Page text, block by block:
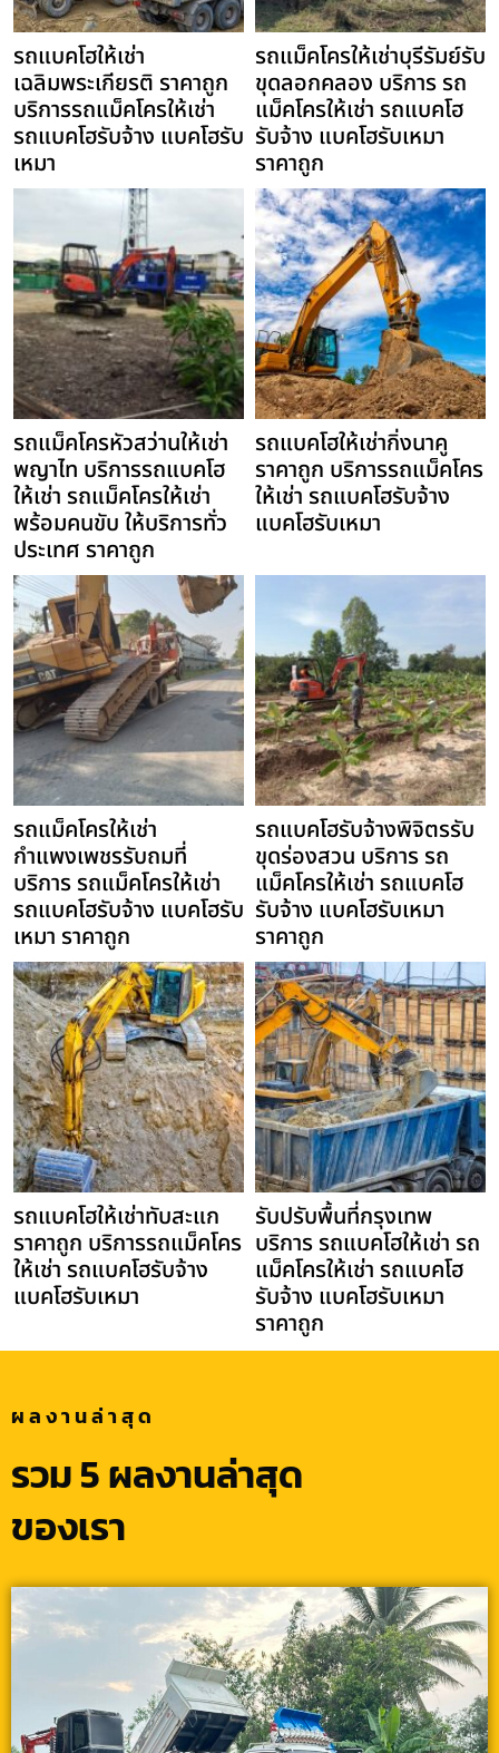
รถแบคโฮให้เช่า
เฉลิมพระเกียรติ ราคาถูก
บริการรถแม็คโครให้เช่า
รถแบคโฮรับจ้าง แบคโฮรับ
เหมา
รถแม็คโครให้เช่าบุรีรัมย์รับ
ขุดลอกคลอง บริการ รถ
แม็คโครให้เช่า รถแบคโฮ
รับจ้าง แบคโฮรับเหมา
ราคาถูก
รถแม็คโครหัวสว่านให้เช่า
พญาไท บริการรถแบคโฮ
ให้เช่า รถแม็คโครให้เช่า
พร้อมคนขับ ให้บริการทั่ว
ประเทศ ราคาถูก
รถแบคโฮให้เช่ากิ่งนาคู
ราคาถูก บริการรถแม็คโคร
ให้เช่า รถแบคโฮรับจ้าง
แบคโฮรับเหมา
รถแม็คโครให้เช่า
กำแพงเพชรรับถมที่
บริการ รถแม็คโครให้เช่า
รถแบคโฮรับจ้าง แบคโฮรับ
เหมา ราคาถูก
รถแบคโฮรับจ้างพิจิตรรับ
ขุดร่องสวน บริการ รถ
แม็คโครให้เช่า รถแบคโฮ
รับจ้าง แบคโฮรับเหมา
ราคาถูก
รถแบคโฮให้เช่าทับสะแก
ราคาถูก บริการรถแม็คโคร
ให้เช่า รถแบคโฮรับจ้าง
แบคโฮรับเหมา
รับปรับพื้นที่กรุงเทพ
บริการ รถแบคโฮให้เช่า รถ
แม็คโครให้เช่า รถแบคโฮ
รับจ้าง แบคโฮรับเหมา
ราคาถูก
ผลงานล่าสุด
รวม 5 ผลงานล่าสุด
ของเรา